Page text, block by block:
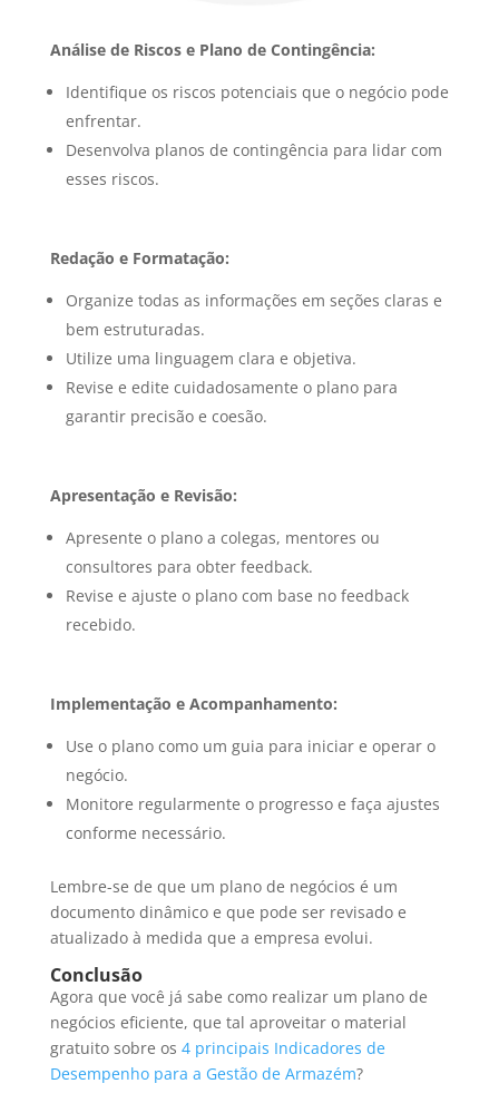
Análise de Riscos e Plano de Contingência:
Identifique os riscos potenciais que o negócio pode
enfrentar.
Desenvolva planos de contingência para lidar com
esses riscos.
Redação e Formatação:
Organize todas as informações em seções claras e
bem estruturadas.
Utilize uma linguagem clara e objetiva.
Revise e edite cuidadosamente o plano para
garantir precisão e coesão.
Apresentação e Revisão:
Apresente o plano a colegas, mentores ou
consultores para obter feedback.
Revise e ajuste o plano com base no feedback
recebido.
Implementação e Acompanhamento:
Use o plano como um guia para iniciar e operar o
negócio.
Monitore regularmente o progresso e faça ajustes
conforme necessário.
Lembre-se de que um plano de negócios é um
documento dinâmico e que pode ser revisado e
atualizado à medida que a empresa evolui.
Conclusão
Agora que você já sabe como realizar um plano de
negócios eficiente, que tal aproveitar o material
gratuito sobre os 4 principais Indicadores de
Desempenho para a Gestão de Armazém?